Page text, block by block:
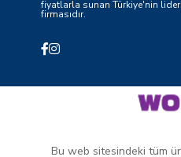
fiyatlarla sunan Türkiye'nin
firmasıdır.
Bu web sitesindeki tüm